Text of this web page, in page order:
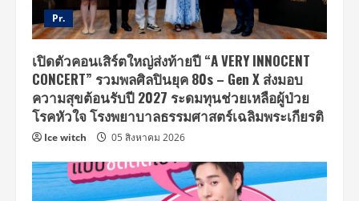
Pr.
เปิดตัวคอนเสิร์ตใหญ่ส่งท้ายปี “A VERY INNOCENT
CONCERT” รวมพลศิลปินยุค 80s – Gen X ส่งมอบ
ความสุขต้อนรับปี 2027 ระดมทุนช่วยเหลือผู้ป่วย
โรคหัวใจ โรงพยาบาลธรรมศาสตร์เฉลิมพระเกียรติ
Ice witch 05 สิงหาคม 2026